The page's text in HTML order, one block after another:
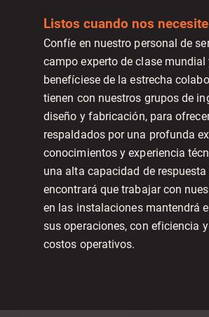
Listos cuando nos necesite
Confíe en nuestro personal de
campo experto de clase mundial
benefíciese de la estrecha
tienen con nuestros grupos de
diseño y fabricación, para
respaldados por una profunda
conocimientos y experiencia
una alta capacidad de
encontrará que trabajar con
en las instalaciones mantendrá
sus operaciones, con eficiencia
costos operativos.